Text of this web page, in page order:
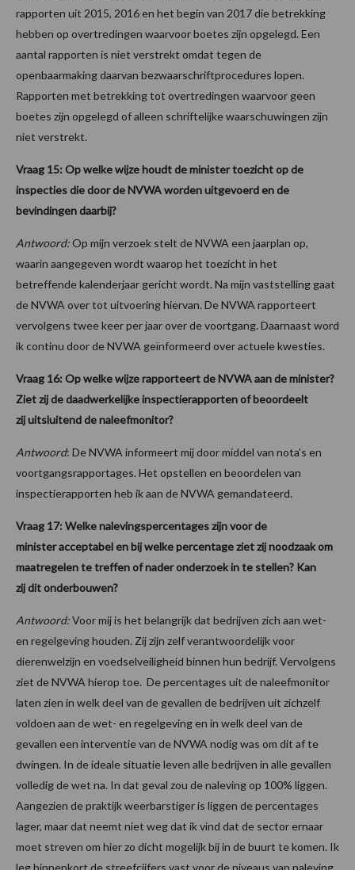
rapporten uit 2015, 2016 en het begin van 2017 die betrekking
hebben op overtredingen waarvoor boetes zijn opgelegd. Een
aantal rapporten is niet verstrekt omdat tegen de
openbaarmaking daarvan bezwaarschriftprocedures lopen.
Rapporten met betrekking tot overtredingen waarvoor geen
boetes zijn opgelegd of alleen schriftelijke waarschuwingen zijn
niet verstrekt.
Vraag 15: Op welke wijze houdt de minister toezicht op de
inspecties die door de NVWA worden uitgevoerd en de
bevindingen daarbij?
Antwoord:Op mijn verzoek stelt de NVWA een jaarplan op,
waarin aangegeven wordt waarop het toezicht in het
betreffende kalenderjaar gericht wordt. Na mijn vaststelling gaat
de NVWA over tot uitvoering hiervan. De NVWA rapporteert
vervolgens twee keer per jaar over de voortgang. Daarnaast word
ik continu door de NVWA geïnformeerd over actuele kwesties.
Vraag 16: Op welke wijze rapporteert de NVWA aan de minister?
Ziet zij de daadwerkelijke inspectierapporten of beoordeelt
zij uitsluitend de naleefmonitor?
Antwoord: De NVWA informeert mij door middel van nota’s en
voortgangsrapportages. Het opstellen en beoordelen van
inspectierapporten heb ik aan de NVWA gemandateerd.
Vraag 17: Welke nalevingspercentages zijn voor de
minister acceptabel en bij welke percentage ziet zij noodzaak om
maatregelen te treffen of nader onderzoek in te stellen? Kan
zij dit onderbouwen?
Antwoord:Voor mij is het belangrijk dat bedrijven zich aan wet-
en regelgeving houden. Zij zijn zelf verantwoordelijk voor
dierenwelzijn en voedselveiligheid binnen hun bedrijf. Vervolgens
ziet de NVWA hierop toe. De percentages uit de naleefmonitor
laten zien in welk deel van de gevallen de bedrijven uit zichzelf
voldoen aan de wet- en regelgeving en in welk deel van de
gevallen een interventie van de NVWA nodig was om dit af te
dwingen. In de ideale situatie leven alle bedrijven in alle gevallen
volledig de wet na. In dat geval zou de naleving op 100% liggen.
Aangezien de praktijk weerbarstiger is liggen de percentages
lager, maar dat neemt niet weg dat ik vind dat de sector ernaar
moet streven om hier zo dicht mogelijk bij in de buurt te komen. Ik
leg binnenkort de streefcijfers vast voor de niveaus van naleving